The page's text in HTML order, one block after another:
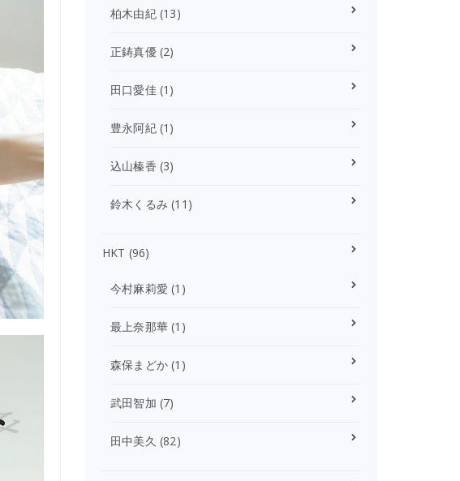
柏木由紀(13)
正鋳真優(2)
田口愛佳(1)
豊永阿紀(1)
込山榛香 (3)
鈴木くるみ (11)
HKT (96)
今村麻莉愛 (1)
最上奈那華 (1)
森保まどか (1)
武田智加 (7)
田中美久 (82)